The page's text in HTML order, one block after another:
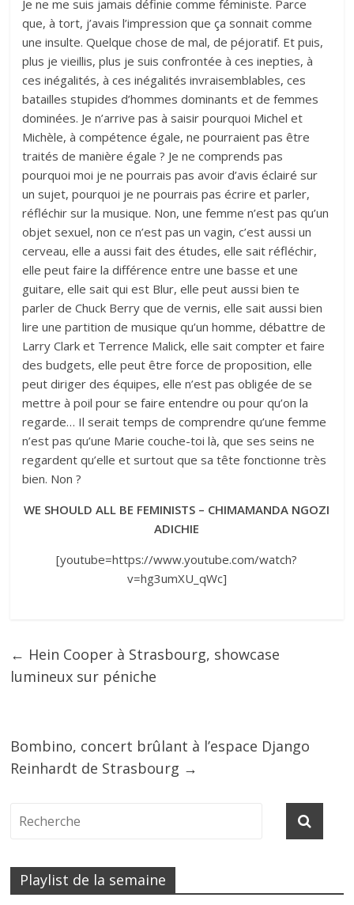
Je ne me suis jamais définie comme féministe. Parce
que, à tort, j’avais l’impression que ça sonnait comme
une insulte. Quelque chose de mal, de péjoratif. Et puis,
plus je vieillis, plus je suis confrontée à ces inepties, à
ces inégalités, à ces inégalités invraisemblables, ces
batailles stupides d’hommes dominants et de femmes
dominées. Je n’arrive pas à saisir pourquoi Michel et
Michèle, à compétence égale, ne pourraient pas être
traités de manière égale ? Je ne comprends pas
pourquoi moi je ne pourrais pas avoir d’avis éclairé sur
un sujet, pourquoi je ne pourrais pas écrire et parler,
réfléchir sur la musique. Non, une femme n’est pas qu’un
objet sexuel, non ce n’est pas un vagin, c’est aussi un
cerveau, elle a aussi fait des études, elle sait réfléchir,
elle peut faire la différence entre une basse et une
guitare, elle sait qui est Blur, elle peut aussi bien te
parler de Chuck Berry que de vernis, elle sait aussi bien
lire une partition de musique qu’un homme, débattre de
Larry Clark et Terrence Malick, elle sait compter et faire
des budgets, elle peut être force de proposition, elle
peut diriger des équipes, elle n’est pas obligée de se
mettre à poil pour se faire entendre ou pour qu’on la
regarde… Il serait temps de comprendre qu’une femme
n’est pas qu’une Marie couche-toi là, que ses seins ne
regardent qu’elle et surtout que sa tête fonctionne très
bien. Non ?
WE SHOULD ALL BE FEMINISTS – CHIMAMANDA NGOZI
ADICHIE
[youtube=https://www.youtube.com/watch?
v=hg3umXU_qWc]
← Hein Cooper à Strasbourg, showcase
lumineux sur péniche
Bombino, concert brûlant à l’espace Django
Reinhardt de Strasbourg →
Playlist de la semaine